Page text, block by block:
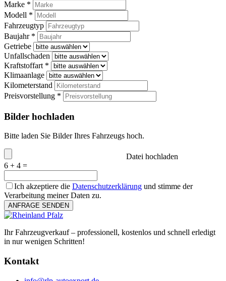
Marke *
Modell *
Fahrzeugtyp
Baujahr *
Getriebe
Unfallschaden
Kraftstoffart *
Klimaanlage
Kilometerstand
Preisvorstellung *
Bilder hochladen
Bitte laden Sie Bilder Ihres Fahrzeugs hoch.
Datei hochladen
6 + 4 =
Ich akzeptiere die Datenschutzerklärung und stimme der
Verarbeitung meiner Daten zu.
ANFRAGE SENDEN
Ihr Fahrzeugverkauf – professionell, kostenlos und schnell erledigt
in nur wenigen Schritten!
Kontakt